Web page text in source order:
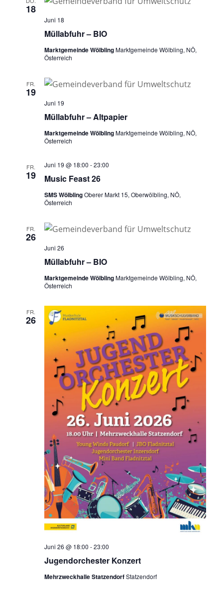
18
Müllabfuhr – BIO
Juni 18
Marktgemeinde WölblingMarktgemeinde Wölbling, NÖ,
Österreich
FR.
19
Müllabfuhr – Altpapier
Juni 19
Marktgemeinde WölblingMarktgemeinde Wölbling, NÖ,
Österreich
FR.
19 Music Feast 26
Juni 19 @ 18:00 -23:00
SMS WölblingOberer Markt 15, Oberwölbling, NÖ,
Österreich
FR.
26
Müllabfuhr – BIO
Juni 26
Marktgemeinde WölblingMarktgemeinde Wölbling, NÖ,
Österreich
FR.
26
Jugendorchester Konzert
Juni 26 @ 18:00 -23:00
Mehrzweckhalle StatzendorfStatzendorf